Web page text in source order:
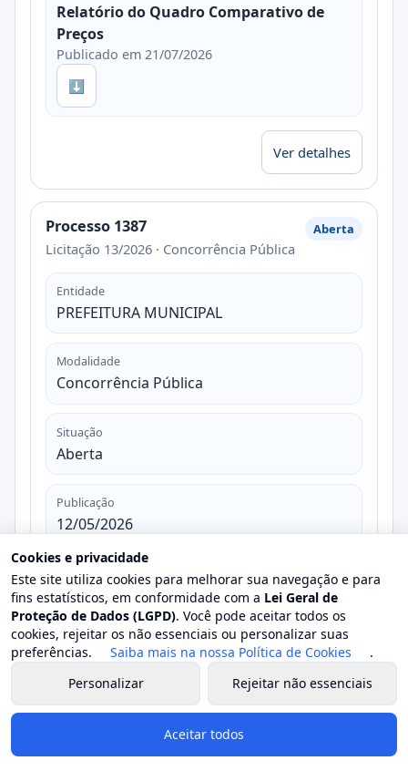
Relatório do Quadro Comparativo de
Preços
Publicado em 21/07/2026
⬇
Ver detalhes
Processo 1387
Licitação 13/2026 · Concorrência Pública
Aberta
Entidade
PREFEITURA MUNICIPAL
Modalidade
Concorrência Pública
Situação
Aberta
Publicação
12/05/2026
Abertura
18/06/2026
Valor estimado
R$ 200.836,83
Valor homologado
Cookies e privacidade
Este site utiliza cookies para melhorar sua navegação e para
fins estatísticos, em conformidade com a Lei Geral de
Proteção de Dados (LGPD). Você pode aceitar todos os
cookies, rejeitar os não essenciais ou personalizar suas
preferências.
Saiba mais na nossa Política de Cookies
.
Personalizar
Rejeitar não essenciais
Aceitar todos